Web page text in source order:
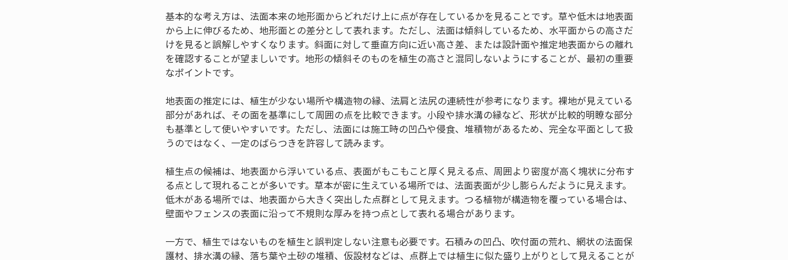
基本的な考え方は、法面本来の地形面からどれだけ上に点が存在しているかを見ることです。草や低木は地表面
から上に伸びるため、地形面との差分として表れます。ただし、法面は傾斜しているため、水平面からの高さだ
けを見ると誤解しやすくなります。斜面に対して垂直方向に近い高さ差、または設計面や推定地表面からの離れ
を確認することが望ましいです。地形の傾斜そのものを植生の高さと混同しないようにすることが、最初の重要
なポイントです。
地表面の推定には、植生が少ない場所や構造物の縁、法肩と法尻の連続性が参考になります。裸地が見えている
部分があれば、その面を基準にして周囲の点を比較できます。小段や排水溝の縁など、形状が比較的明瞭な部分
も基準として使いやすいです。ただし、法面には施工時の凹凸や侵食、堆積物があるため、完全な平面として扱
うのではなく、一定のばらつきを許容して読みます。
植生点の候補は、地表面から浮いている点、表面がもこもこと厚く見える点、周囲より密度が高く塊状に分布す
る点として現れることが多いです。草本が密に生えている場所では、法面表面が少し膨らんだように見えます。
低木がある場所では、地表面から大きく突出した点群として見えます。つる植物が構造物を覆っている場合は、
壁面やフェンスの表面に沿って不規則な厚みを持つ点として表れる場合があります。
一方で、植生ではないものを植生と誤判定しない注意も必要です。石積みの凹凸、吹付面の荒れ、網状の法面保
護材、排水溝の縁、落ち葉や土砂の堆積、仮設材などは、点群上では植生に似た盛り上がりとして見えることが